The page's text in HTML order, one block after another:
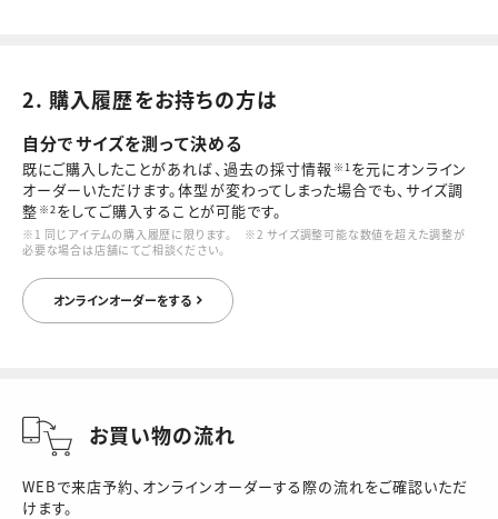
2. 購入履歴をお持ちの方は
自分でサイズを測って決める
既にご購入したことがあれば、過去の採寸情報 ※1を元にオンライン
オーダーいただけます。体型が変わってしまった場合でも、サイズ調
整 ※2をしてご購入することが可能です。
※1 同じアイテムの購入履歴に限ります。 ※2 サイズ調整可能な数値を超えた調整が
必要な場合は店舗にてご相談ください。
オンラインオーダーをする
お買い物の流れ
WEBで来店予約、オンラインオーダーする際の流れをご確認いただ
けます。